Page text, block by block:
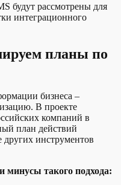
будут рассмотрены для
интеграционного
планы по
бизнеса –
В проекте
компаний в
план действий
других инструментов
минусы такого подхода: